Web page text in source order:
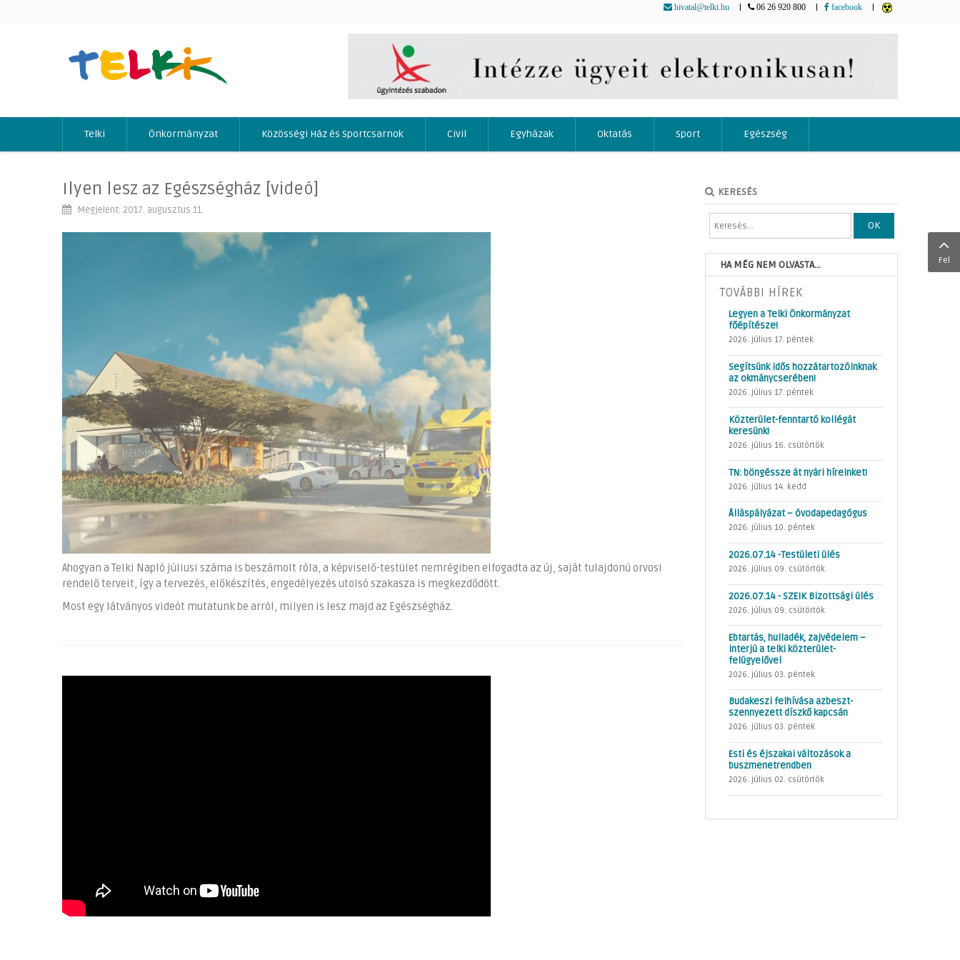
hivatal@telki.hu 06 26 920 800 facebook
Telki Önkormányzat Közösségi Ház és Sportcsarnok Civil Egyházak Oktatás Sport Egészség
Ilyen lesz az Egészségház [videó]
Megjelent: 2017. augusztus 11.
Ahogyan a Telki Napló júliusi száma is beszámolt róla, a képviselő-testület nemrégiben elfogadta az új, saját tulajdonú orvosi
rendelő terveit, így a tervezés, előkészítés, engedélyezés utolsó szakasza is megkezdődött.
Most egy látványos videót mutatunk be arról, milyen is lesz majd az Egészségház.
KERESÉS
OK
HA MÉG NEM OLVASTA...
TOVÁBBI HÍREK
Legyen a Telki Önkormányzat
főépítésze!
2026. július 17. péntek
Segítsünk idős hozzátartozóinknak
az okmánycserében!
2026. július 17. péntek
Közterület-fenntartó kollégát
keresünk!
2026. július 16. csütörtök
TN: böngéssze át nyári híreinket!
2026. július 14. kedd
Álláspályázat – óvodapedagógus
2026. július 10. péntek
2026.07.14 -Testületi ülés
2026. július 09. csütörtök
2026.07.14 - SZEIK Bizottsági ülés
2026. július 09. csütörtök
Ebtartás, hulladék, zajvédelem –
interjú a telki közterület-
felügyelővel
2026. július 03. péntek
Budakeszi felhívása azbeszt-
szennyezett díszkő kapcsán
2026. július 03. péntek
Esti és éjszakai változások a
buszmenetrendben
2026. július 02. csütörtök
Fel